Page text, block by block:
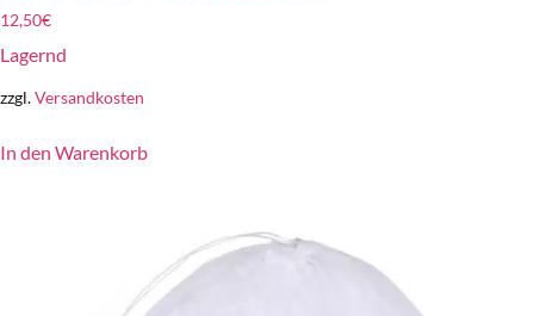
12,50€
Lagernd
zzgl.Versandkosten
In den Warenkorb